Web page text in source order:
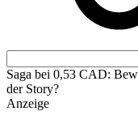
Saga bei 0,53 CAD:
der Story?
Anzeige